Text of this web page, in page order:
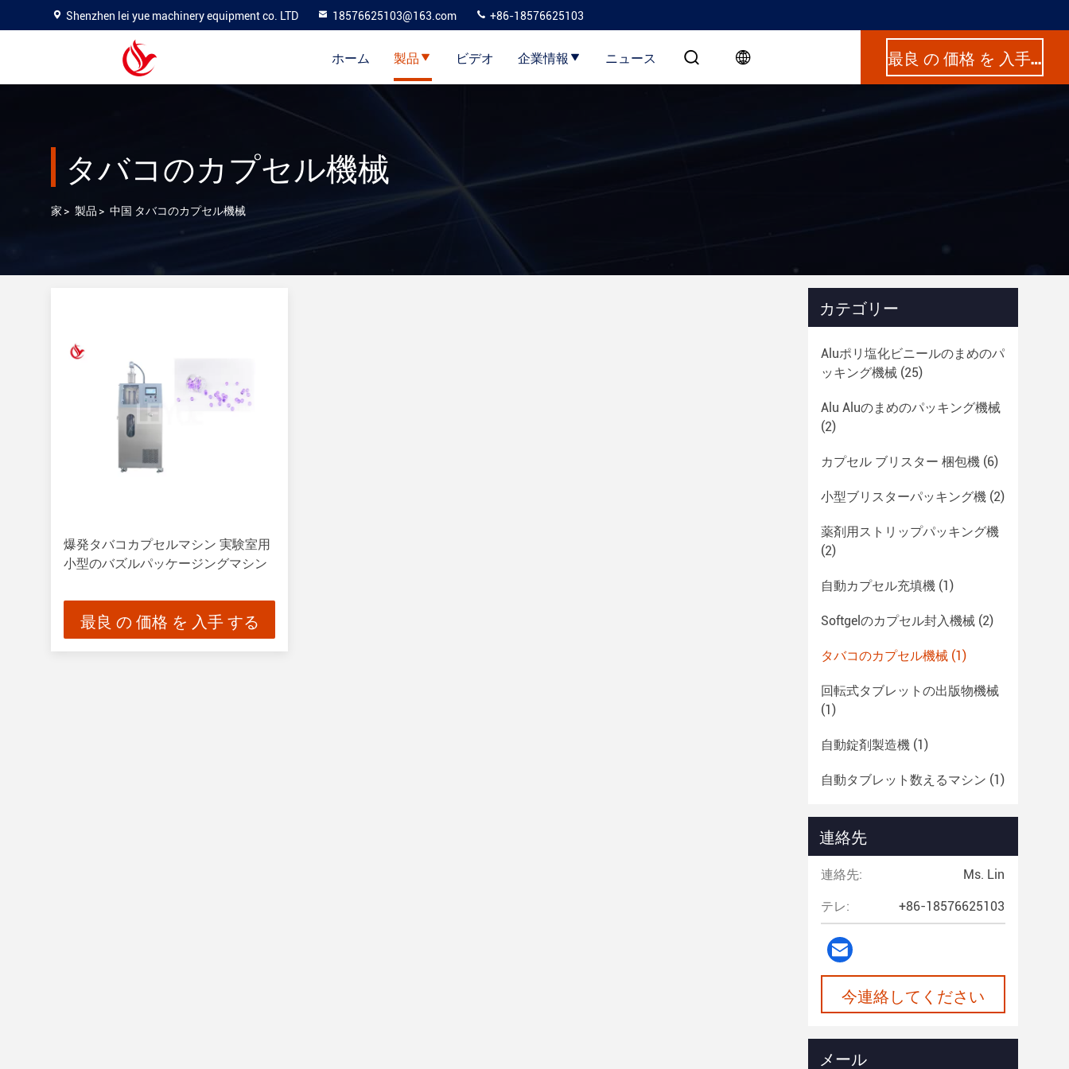
Shenzhen lei yue machinery equipment co. LTD 18576625103@163.com +86-18576625103
ホーム 製品 ビデオ 企業情報 ニュース 最良 の 価格 を 入手 する
タバコのカプセル機械
家 > 製品 > 中国 タバコのカプセル機械
爆発タバコカプセルマシン 実験室用
小型のバズルパッケージングマシン
最良 の 価格 を 入手 する
カテゴリー
Aluポリ塩化ビニールのまめのパ
ッキング機械 (25)
Alu Aluのまめのパッキング機械
(2)
カプセル ブリスター 梱包機 (6)
小型ブリスターパッキング機 (2)
薬剤用ストリップパッキング機
(2)
自動カプセル充填機 (1)
Softgelのカプセル封入機械 (2)
タバコのカプセル機械 (1)
回転式タブレットの出版物機械
(1)
自動錠剤製造機 (1)
自動タブレット数えるマシン (1)
タブレットのコータ(1)
製薬用粉末ミキサー
ユニバーサル・クラッシャー
連絡先
連絡先: Ms. Lin
テレ: +86-18576625103
今連絡してください
メール